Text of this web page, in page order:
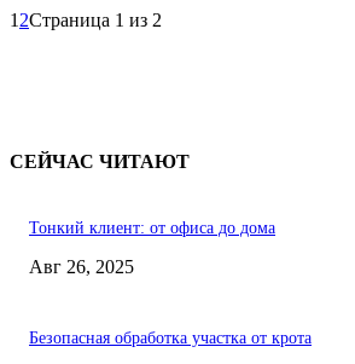
1 2Страница 1 из 2
СЕЙЧАС ЧИТАЮТ
Тонкий клиент: от офиса до дома
Авг 26, 2025
Безопасная обработка участка от крота